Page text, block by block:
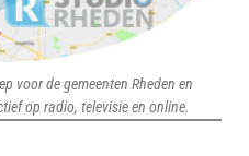
voor de gemeenten Rheden en
op radio, televisie en online.